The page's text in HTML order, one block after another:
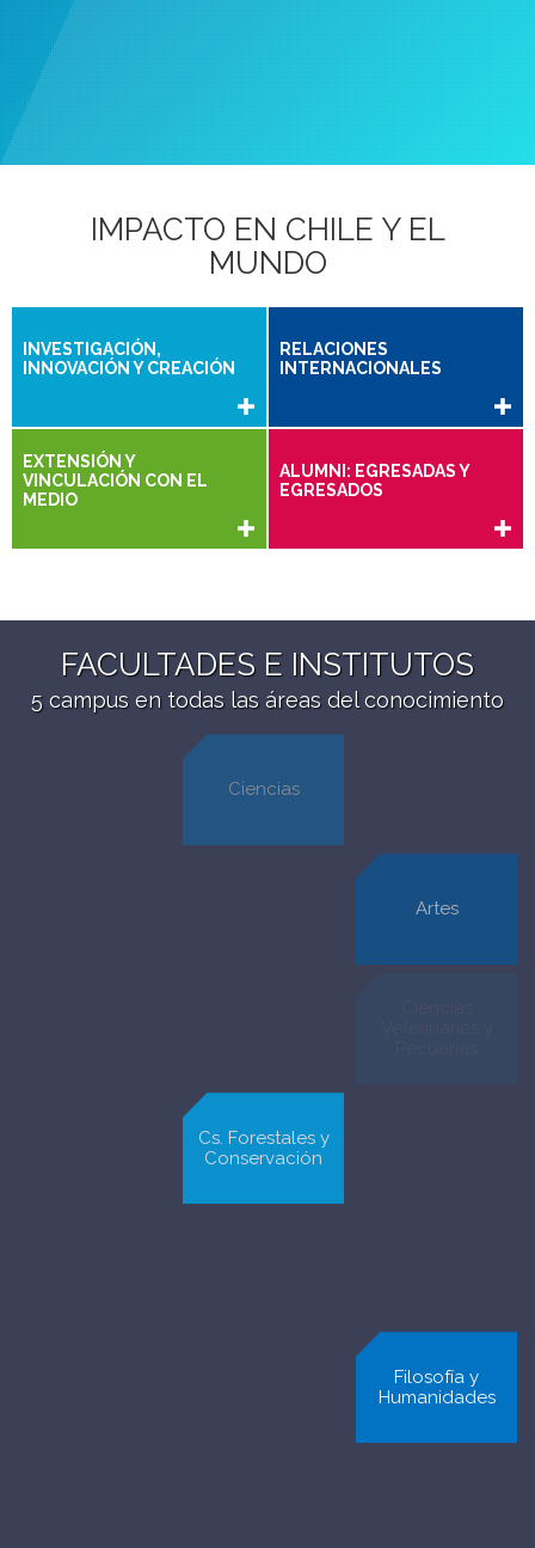
IMPACTO EN CHILE Y EL
MUNDO
INVESTIGACIÓN,
INNOVACIÓN Y CREACIÓN
RELACIONES
INTERNACIONALES
EXTENSIÓN Y
VINCULACIÓN CON EL
MEDIO
ALUMNI: EGRESADAS Y
EGRESADOS
FACULTADES E INSTITUTOS
5 campus en todas las áreas del conocimiento
Ciencias
Artes
Cs. Forestales y
Conservación
Filosofía y
Humanidades